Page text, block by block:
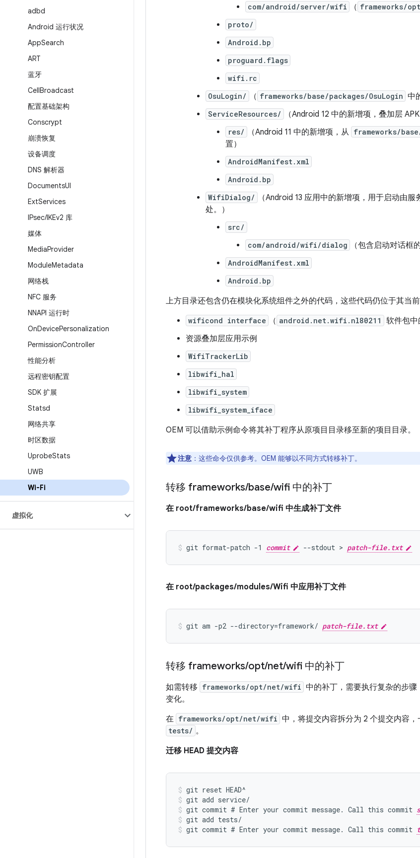
adbd
Android 运行状况
AppSearch
ART
蓝牙
CellBroadcast
配置基础架构
Conscrypt
崩溃恢复
设备调度
DNS 解析器
DocumentsUI
ExtServices
IPsec/IKEv2 库
媒体
MediaProvider
ModuleMetadata
网络栈
NFC 服务
NNAPI 运行时
OnDevicePersonalization
PermissionController
性能分析
远程密钥配置
SDK 扩展
Statsd
网络共享
时区数据
UprobeStats
UWB
Wi-Fi
虚拟化
com/android/server/wifi
（ frameworks/
proto/
Android.bp
proguard.flags
wifi.rc
OsuLogin/
（ frameworks/base/packages/OsuLogin 中
ServiceResources/ （Android 12 中的新增项，叠加层
res/ （Android 11 中的新增项，从 frameworks/
置）
AndroidManifest.xml
Android.bp
WifiDialog/
（Android 13 应用中的新增项，用于启动由
处。）
src/
com/android/wifi/dialog
（包含启动对话框
AndroidManifest.xml
Android.bp
上方目录还包含仍在模块化系统组件之外的代码，这些代码仍位于其当前
wificond interface （ android.net.wifi.nl80211 软件包
资源叠加层应用示例
WifiTrackerLib
libwifi_hal
libwifi_system
libwifi_system_iface
OEM 可以借助示例命令将其补丁程序从原项目目录移至新的项目目录。
注意 ：这些命令仅供参考。OEM 能够以不同方式转移补丁。
转移 frameworks/base/wifi 中的补丁
在 root/frameworks/base/wifi 中生成补丁文件
git format-patch -1 commit --stdout > patch-file.txt
在 root/packages/modules/Wifi 中应用补丁文件
git am -p2 --directory=framework/ patch-file.txt
转移 frameworks/opt/net/wifi 中的补丁
如需转移 frameworks/opt/net/wifi 中的补丁，需要执行复杂的步
变化。
在 frameworks/opt/net/wifi 中，将提交内容拆分为 2 个提交内容，
tests/ 。
迁移 HEAD 提交内容
git reset HEAD^
git add service/
git commit # Enter your commit message. Call this commit
git add tests/
git commit # Enter your commit message. Call this commit